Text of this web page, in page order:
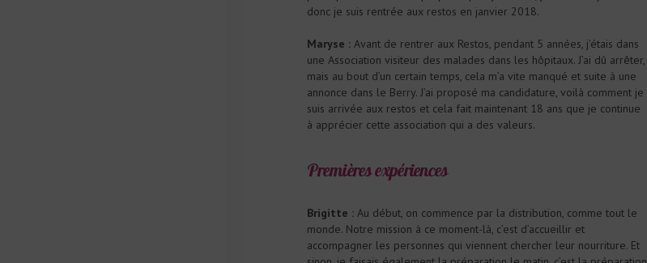
donc je suis rentrée aux restos en janvier 2018.
Maryse : Avant de rentrer aux Restos, pendant 5 années, j’étais dans
une Association visiteur des malades dans les hôpitaux. J’ai dû arrêter,
mais au bout d’un certain temps, cela m’a vite manqué et suite à une
annonce dans le Berry. J’ai proposé ma candidature, voilà comment je
suis arrivée aux restos et cela fait maintenant 18 ans que je continue
à apprécier cette association qui a des valeurs.
Premières expériences
Brigitte : Au début, on commence par la distribution, comme tout le
monde. Notre mission à ce moment-là, c’est d’accueillir et
accompagner les personnes qui viennent chercher leur nourriture. Et